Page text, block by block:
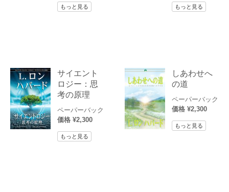
もっと見る もっと見る
サイエント
ロジー：思
考の原理
ペーパーバック
価格 ¥2,300
もっと見る
しあわせへ
の道
ペーパーバック
価格 ¥2,300
もっと見る